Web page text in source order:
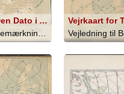
Pl. III. Den Dato i April, da Temperaturen er 6 grader Celsius